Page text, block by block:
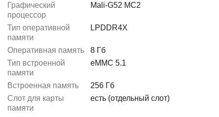
Графический
процессор
Mali-G52 MC2
Тип оперативной
памяти
LPDDR4X
Оперативная память
8 Гб
Тип встроенной
памяти
eMMC 5.1
Встроенная память
256 Гб
Слот для карты
памяти
есть (отдельный слот)